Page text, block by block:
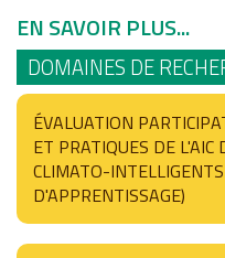
EN SAVOIR PLUS...
DOMAINES DE
ÉVALUATION
ET PRATIQUES DE L'AIC
CLIMATO-
D'APPRENTISSAGE)